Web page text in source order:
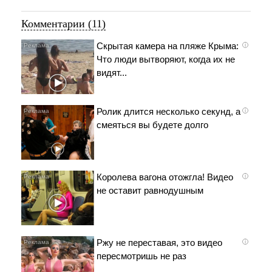
Комментарии (11)
i
Скрытая камера на пляже Крыма:
Что люди вытворяют, когда их не
видят...
i
Ролик длится несколько секунд, а
смеяться вы будете долго
i
Королева вагона отожгла! Видео
не оставит равнодушным
i
Ржу не переставая, это видео
пересмотришь не раз